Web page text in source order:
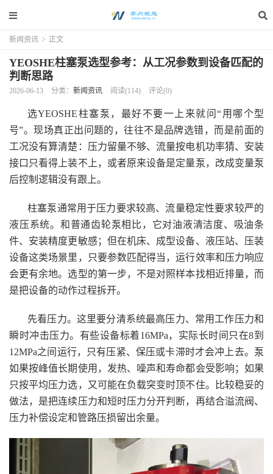
新闻资讯 > 正文
YEOSHE柱塞泵选型参考：从工况参数到设备匹配的
判断思路
2026-06-13 分类： 新闻资讯 阅读(114) 评论(0)
选YEOSHE柱塞泵，最好不要一上来就问“用哪个型
号”。现场真正出问题的，往往不是品牌选错，而是前面的
工况没有算清楚：压力留量不够、流量按电机功率猜、安装
接口只看得上装不上，或者原来设备是定量泵，改成变量泵
后控制逻辑没有跟上。
柱塞泵通常用于压力要求较高、流量稳定性要求较严的
液压系统。和普通齿轮泵相比，它对油液清洁度、吸油条
件、安装精度更敏感；但在机床、成型设备、液压站、压装
设备这类场景里，只要参数匹配得当，运行效率和压力响应
会更有余地。选型的第一步，不是对照样本找相近排量，而
是把设备的动作过程拆开。
先看压力。这里要分清系统最高压力、常用工作压力和
瞬时冲击压力。有些设备标着16MPa，实际长时间只在8到
12MPa之间运行，只有压紧、保压或卡滞时才会冲上去。泵
如果按峰值长期使用，发热、噪声和寿命都会受影响；如果
只按平均压力选，又可能在负载突变时顶不住。比较稳妥的
做法，是把连续压力和短时压力分开判断，再结合溢流阀、
压力补偿设定和管路压损留出余量。